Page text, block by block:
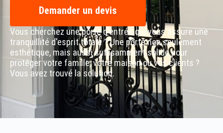
Demander un devis
Vous cherchez une porte d'entrée qui vous assure une
tranquillité d'esprit totale ? Une porte non seulement
esthétique, mais aussi suffisamment solide pour
protéger votre famille, votre maison ou vos clients ?
Vous avez trouvé la solution.